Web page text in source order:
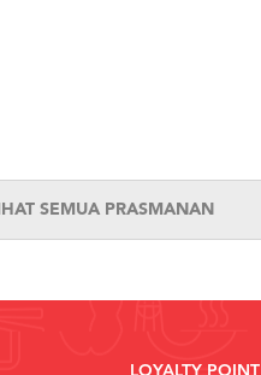
SEMUA PRASMANAN